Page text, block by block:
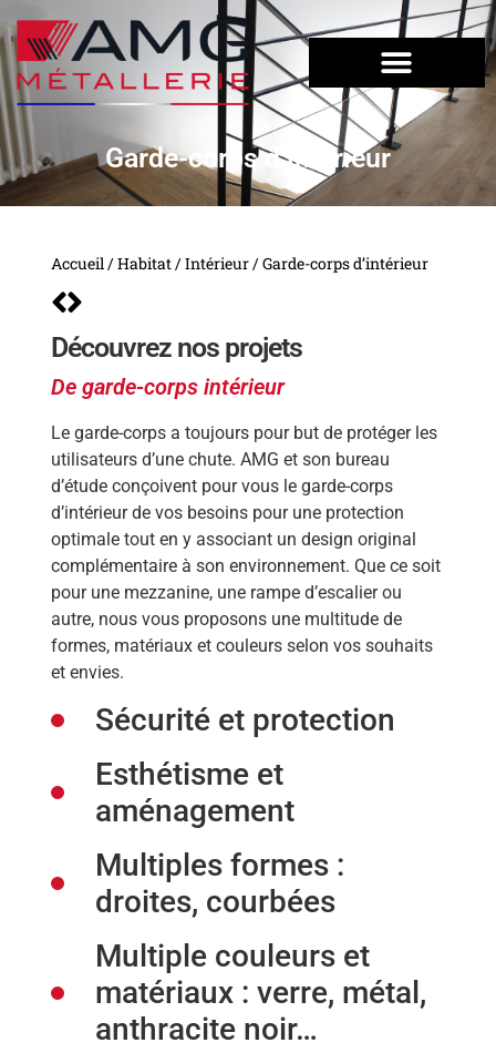
Garde-corps d’intérieur
Accueil/Habitat/Intérieur/ Garde-corps d’intérieur
Découvrez nos projets
De garde-corps intérieur
Le garde-corps a toujours pour but de protéger les
utilisateurs d’une chute. AMG et son bureau
d’étude conçoivent pour vous le garde-corps
d’intérieur de vos besoins pour une protection
optimale tout en y associant un design original
complémentaire à son environnement. Que ce soit
pour une mezzanine, une rampe d’escalier ou
autre, nous vous proposons une multitude de
formes, matériaux et couleurs selon vos souhaits
et envies.
Sécurité et protection
Esthétisme et
aménagement
Multiples formes :
droites, courbées
Multiple couleurs et
matériaux : verre, métal,
anthracite noir…